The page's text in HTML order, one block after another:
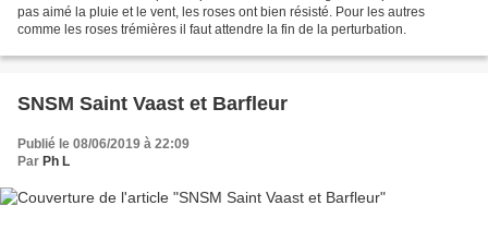
pas aimé la pluie et le vent, les roses ont bien résisté. Pour les autres
comme les roses trémières il faut attendre la fin de la perturbation.
SNSM Saint Vaast et Barfleur
Publié le 08/06/2019 à 22:09
Par Ph L